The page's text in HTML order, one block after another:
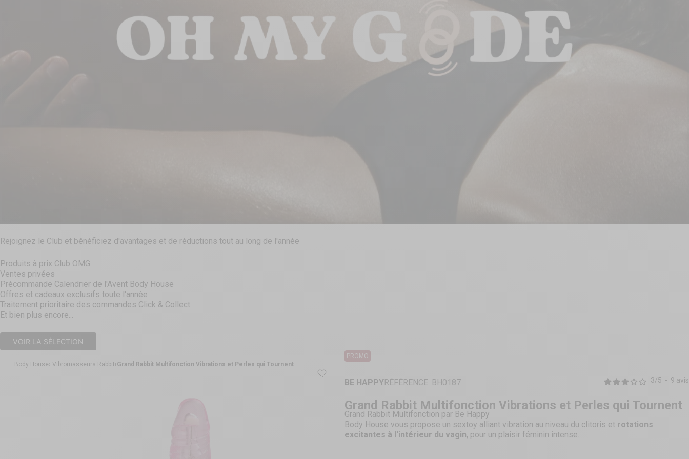
Rejoignez le Club et bénéficiez d'avantages et de réductions tout au long de l'année
Produits à prix Club OMG
Ventes privées
Précommande Calendrier de l'Avent Body House
Offres et cadeaux exclusifs toute l'année
Traitement prioritaire des commandes Click & Collect
Et bien plus encore...
VOIR LA SÉLECTION
Body House Vibromasseurs Rabbit Grand Rabbit Multifonction Vibrations et Perles qui Tournent
PROMO
BE HAPPYRÉFÉRENCE: BH0187 3/5 - 9 avis
Grand Rabbit Multifonction Vibrations et Perles qui Tournent
Grand Rabbit Multifonction par Be Happy
Body House vous propose un sextoy alliant vibration au niveau du clitoris et rotations
excitantes à l'intérieur du vagin, pour un plaisir féminin intense.